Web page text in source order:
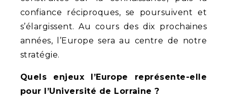
confiance réciproques, se poursuivent et
s’élargissent. Au cours des dix prochaines
années, l’Europe sera au centre de notre
stratégie.
Quels enjeux l’Europe représente-elle
pour l’Université de Lorraine ?